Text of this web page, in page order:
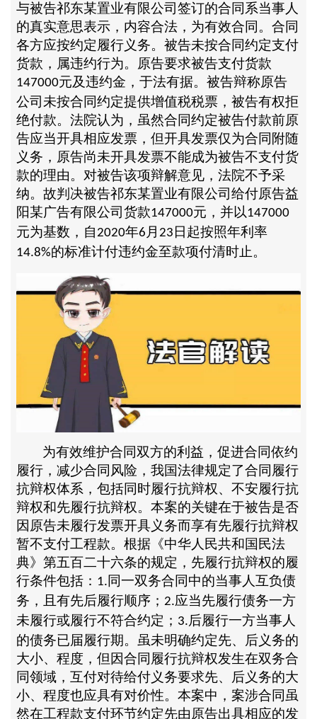
与被告祁东某置业有限公司签订的合同系当事人
的真实意思表示，内容合法，为有效合同。合同
各方应按约定履行义务。被告未按合同约定支付
货款，属违约行为。原告要求被告支付货款
147000元及违约金，于法有据。被告辩称原告
公司未按合同约定提供增值税税票，被告有权拒
绝付款。法院认为，虽然合同约定被告付款前原
告应当开具相应发票，但开具发票仅为合同附随
义务，原告尚未开具发票不能成为被告不支付货
款的理由。对被告该项辩解意见，法院不予采
纳。故判决被告祁东某置业有限公司给付原告益
阳某广告有限公司货款147000元，并以147000
元为基数，自2020年6 月23 日起按照年利率
14.8%的标准计付违约金至款项付清时止。
为有效维护合同双方的利益，促进合同依约
履行，减少合同风险，我国法律规定了合同履行
抗辩权体系，包括同时履行抗辩权、不安履行抗
辩权和先履行抗辩权。本案的关键在于被告是否
因原告未履行发票开具义务而享有先履行抗辩权
暂不支付工程款。根据《中华人民共和国民法
典》第五百二十六条的规定，先履行抗辩权的履
行条件包括： 1.同一双务合同中的当事人互负债
务，且有先后履行顺序； 2.应当先履行债务一方
未履行或履行不符合约定； 3.后履行一方当事人
的债务已届履行期。虽未明确约定先、后义务的
大小、程度，但因合同履行抗辩权发生在双务合
同领域，互付对待给付义务要求先、后义务的大
小、程度也应具有对价性。本案中，案涉合同虽
然在工程款支付环节约定先由原告出具相应的发